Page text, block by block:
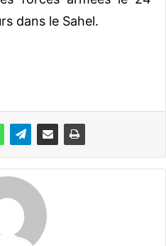
dans le Sahel.